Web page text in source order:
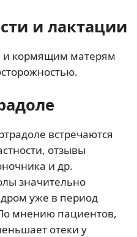
и лактации
кормящим матерям
встречаются
отзывы
и др.
значительно
уже в период
мнению пациентов,
отеки у